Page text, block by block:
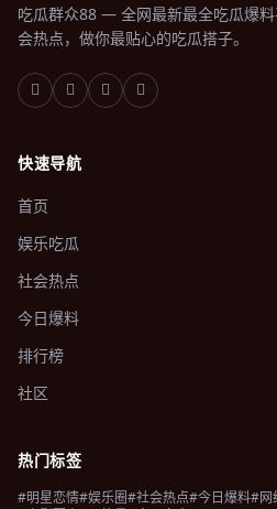
吃瓜群众88 — 全网最新最全吃瓜爆
会热点，做你最贴心的吃瓜搭子。
快速导航
首页
娱乐吃瓜
社会热点
今日爆料
排行榜
社区
热门标签
#明星恋情#娱乐圈#社会热点#今日爆料#网